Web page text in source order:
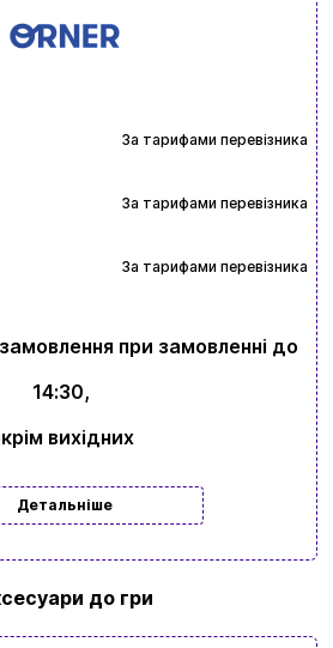
За тарифами перевізника
За тарифами перевізника
За тарифами перевізника
при замовленні до
14:30,
вихідних
Детальніше
до гри
Реєстрація